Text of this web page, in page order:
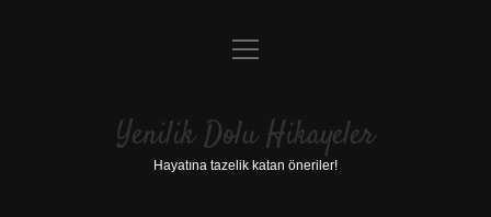
Anasayfa
Yasal Uyarı
menüyü
Yenilik Dolu Hikayeler
Hayatına tazelik katan öneriler!